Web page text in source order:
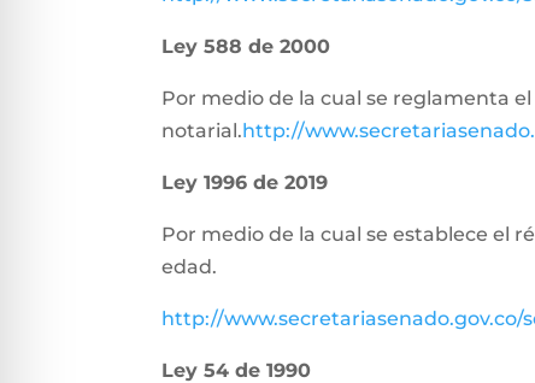
Ley 588 de 2000
Por medio de la cual se reglamenta
notarial.http://
Ley 1996 de 2019
Por medio de la cual se establece el
edad.
http://www.secretariasenado.gov.co/
Ley 54 de 1990